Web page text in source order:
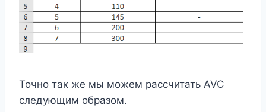
Точно так же мы можем рассчитать AVC
следующим образом.